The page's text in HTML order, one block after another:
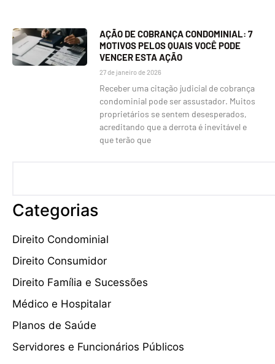
AÇÃO DE COBRANÇA CONDOMINIAL: 7
MOTIVOS PELOS QUAIS VOCÊ PODE
VENCER ESTA AÇÃO
27 de janeiro de 2026
Receber uma citação judicial de cobrança
condominial pode ser assustador. Muitos
proprietários se sentem desesperados,
acreditando que a derrota é inevitável e
que terão que
Categorias
Direito Condominial
Direito Consumidor
Direito Família e Sucessões
Médico e Hospitalar
Planos de Saúde
Servidores e Funcionários Públicos